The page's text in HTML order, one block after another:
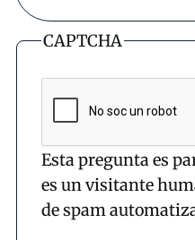
CAPTCHA
Esta pregunta es
es un visitante
de spam